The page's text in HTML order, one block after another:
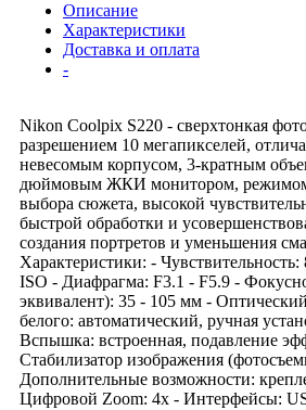
Описание
Характеристики
Доставка и оплата
-
Nikon Coolpix S220 - сверхтонкая
разрешением 10 мегапикселей,
невесомым корпусом, 3-кратным
дюймовым ЖКИ монитором, режимом
выбора сюжета, высокой
быстрой обработки и
создания портретов и уменьшения
Характеристики: -
ISO - Диафрагма: F3.1 - F5.9 -
эквивалент): 35 - 105 мм -
белого: автоматический, ручная
Вспышка: встроенная, подавление
Стабилизатор изображения
Дополнительные возможности:
Цифровой Zoom: 4x - Интерфейсы: